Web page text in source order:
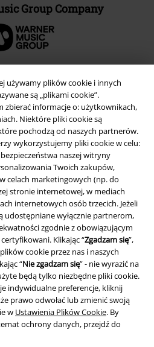
używamy plików cookie i innych
są „plikami cookie”.
zbierać informacje o: użytkownikach,
Niektóre pliki cookie są
pochodzą od naszych partnerów.
wykorzystujemy pliki cookie w celu:
naszej witryny
Twoich zakupów,
celach marketingowych (np. do
stronie internetowej, w mediach
internetowych osób trzecich. Jeżeli
udostępniane wyłącznie partnerom,
zgodnie z obowiązującym
Klikając “Zgadzam się”,
cookie przez nas i naszych
“Nie zgadzam się” - nie wyrazić na
będą tylko niezbędne pliki cookie.
indywidualne preferencje, kliknij
prawo odwołać lub zmienić swoją
w Ustawienia Plików Cookie. By
ochrony danych, przejdź do
Group Company
środowiska